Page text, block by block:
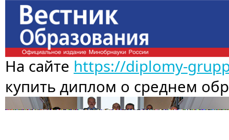
На сайте https://diplomy-
купить диплом о среднем